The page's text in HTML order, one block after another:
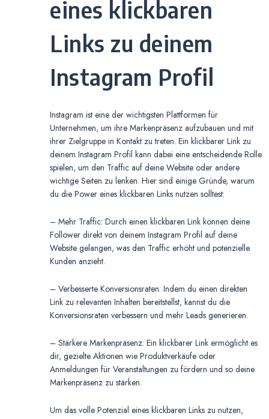
eines klickbaren
Links zu deinem
Instagram Profil
Instagram ist eine der wichtigsten Plattformen für
Unternehmen, um ihre Markenpräsenz aufzubauen und mit
ihrer Zielgruppe in Kontakt zu treten. Ein klickbarer Link zu
deinem Instagram Profil kann dabei eine entscheidende Rolle
spielen, um den Traffic auf deine Website oder andere
wichtige Seiten zu lenken. Hier sind einige Gründe, warum
du die Power eines klickbaren Links nutzen solltest:
– Mehr Traffic: Durch einen klickbaren Link können deine
Follower direkt von deinem Instagram Profil auf deine
Website gelangen, was den Traffic erhöht und potenzielle
Kunden anzieht.
– Verbesserte Konversionsraten: Indem du einen direkten
Link zu relevanten Inhalten bereitstellst, kannst du die
Konversionsraten verbessern und mehr Leads generieren.
– Stärkere Markenpräsenz: Ein klickbarer Link ermöglicht es
dir, gezielte Aktionen wie Produktverkäufe oder
Anmeldungen für Veranstaltungen zu fördern und so deine
Markenpräsenz zu stärken.
Um das volle Potenzial eines klickbaren Links zu nutzen,